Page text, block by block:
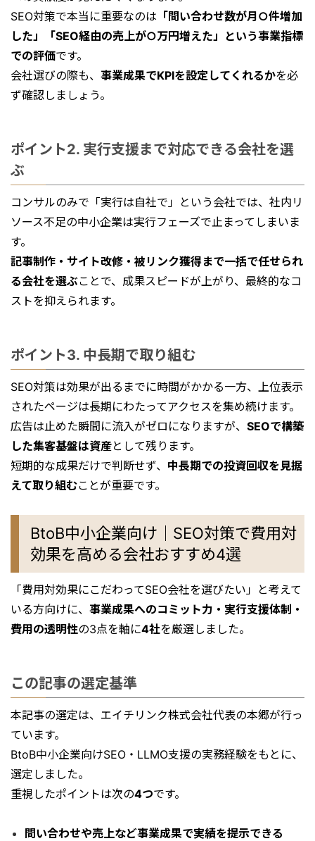
SEO対策で本当に重要なのは 「問い合わせ数が月○件増加
した」「SEO経由の売上が○万円増えた」という事業指標
での評価です。
会社選びの際も、 事業成果でKPIを設定してくれるかを必
ず確認しましょう。
ポイント2. 実行支援まで対応できる会社を選
ぶ
コンサルのみで「実行は自社で」という会社では、社内リ
ソース不足の中小企業は実行フェーズで止まってしまいま
す。
記事制作・サイト改修・被リンク獲得まで一括で任せられ
る会社を選ぶことで、成果スピードが上がり、最終的なコ
ストを抑えられます。
ポイント3. 中長期で取り組む
SEO対策は効果が出るまでに時間がかかる一方、上位表示
されたページは長期にわたってアクセスを集め続けます。
広告は止めた瞬間に流入がゼロになりますが、 SEOで構築
した集客基盤は資産として残ります。
短期的な成果だけで判断せず、 中長期での投資回収を見据
えて取り組むことが重要です。
BtoB中小企業向け｜SEO対策で費用対
効果を高める会社おすすめ4選
「費用対効果にこだわってSEO会社を選びたい」と考えて
いる方向けに、 事業成果へのコミット力・実行支援体制・
費用の透明性の3点を軸に4社を厳選しました。
この記事の選定基準
本記事の選定は、エイチリンク株式会社代表の本郷が行っ
ています。
BtoB中小企業向けSEO・LLMO支援の実務経験をもとに、
選定しました。
重視したポイントは次の4つです。
問い合わせや売上など事業成果で実績を提示できる